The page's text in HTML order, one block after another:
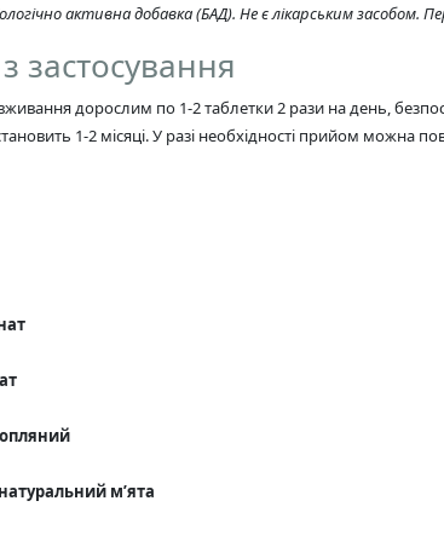
активна добавка (БАД). Не є лікарським засобом.
застосування
дорослим по 1-2 таблетки 2 рази на день,
1-2 місяці. У разі необхідності прийом можна
м’ята